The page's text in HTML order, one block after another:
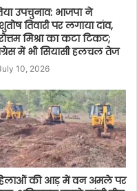
उपचुनाव: भाजपा ने
तिवारी पर लगाया दांव,
मिश्रा का कटा टिकट;
में भी सियासी हलचल तेज
10, 2026
की आड़ में वन अमले पर